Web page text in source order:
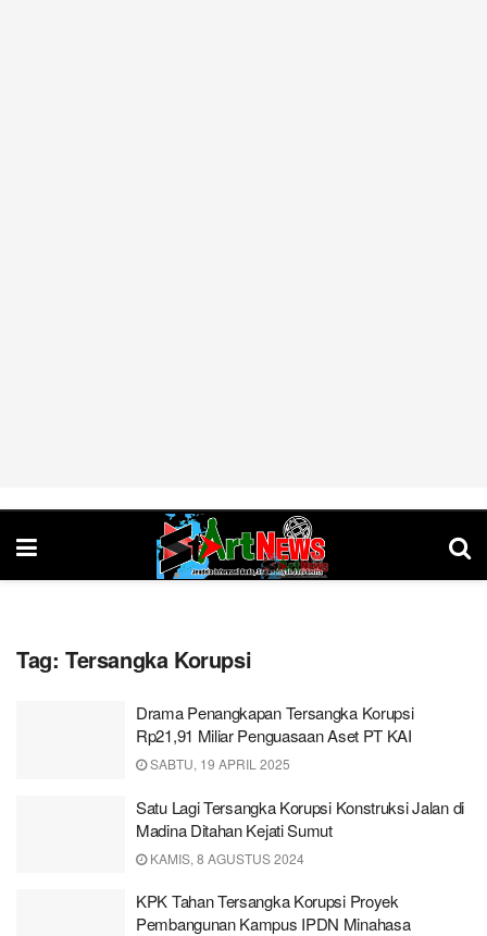
Tag: Tersangka Korupsi
Drama Penangkapan Tersangka Korupsi
Rp21,91 Miliar Penguasaan Aset PT KAI
SABTU, 19 APRIL 2025
Satu Lagi Tersangka Korupsi Konstruksi Jalan di
Madina Ditahan Kejati Sumut
KAMIS, 8 AGUSTUS 2024
KPK Tahan Tersangka Korupsi Proyek
Pembangunan Kampus IPDN Minahasa